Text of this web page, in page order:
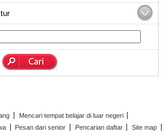
Mencari tempat belajar di luar negeri
Pesan dari senior Pencarian daftar
Site map